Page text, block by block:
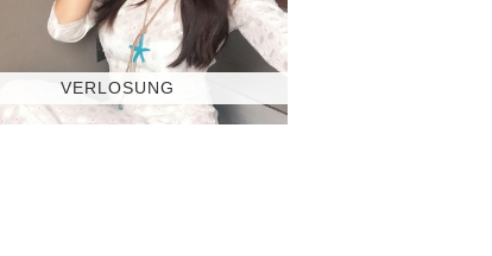
VERLOSUNG